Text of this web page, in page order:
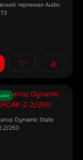
терминал Audio
Dynamic State
250